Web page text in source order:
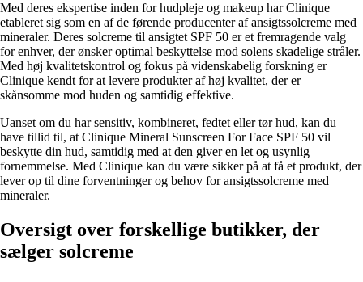
Med deres ekspertise inden for hudpleje og makeup har Clinique
etableret sig som en af de førende producenter af ansigtssolcreme med
mineraler. Deres solcreme til ansigtet SPF 50 er et fremragende valg
for enhver, der ønsker optimal beskyttelse mod solens skadelige stråler.
Med høj kvalitetskontrol og fokus på videnskabelig forskning er
Clinique kendt for at levere produkter af høj kvalitet, der er
skånsomme mod huden og samtidig effektive.
Uanset om du har sensitiv, kombineret, fedtet eller tør hud, kan du
have tillid til, at Clinique Mineral Sunscreen For Face SPF 50 vil
beskytte din hud, samtidig med at den giver en let og usynlig
fornemmelse. Med Clinique kan du være sikker på at få et produkt, der
lever op til dine forventninger og behov for ansigtssolcreme med
mineraler.
Oversigt over forskellige butikker, der
sælger solcreme